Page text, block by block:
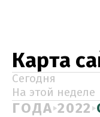
Карта
Сегодня
На этой неделе
ГОДА 2022